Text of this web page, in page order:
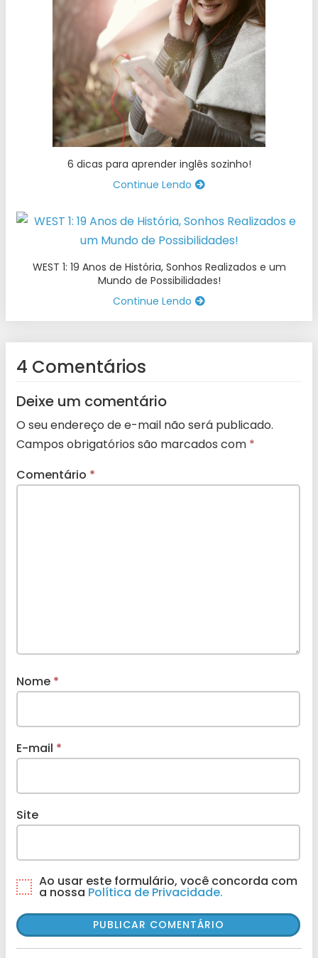
6 dicas para aprender inglês sozinho!
Continue Lendo
WEST 1: 19 Anos de História, Sonhos Realizados e um
Mundo de Possibilidades!
Continue Lendo
4 Comentários
Deixe um comentário
O seu endereço de e-mail não será publicado.
Campos obrigatórios são marcados com *
Comentário *
Nome *
E-mail *
Site
Ao usar este formulário, você concorda com
a nossa Política de Privacidade.